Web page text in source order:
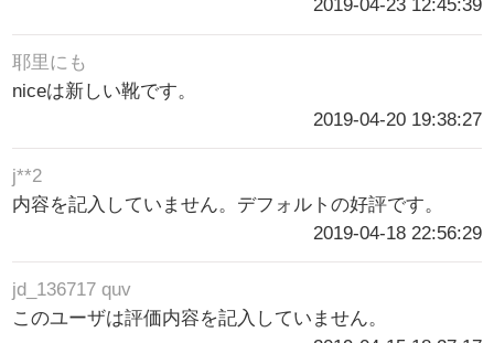
2019-04-23 12:45:39
耶里にも
niceは新しい靴です。
2019-04-20 19:38:27
j**2
内容を記入していません。デフォルトの好評です。
2019-04-18 22:56:29
jd_136717 quv
このユーザは評価内容を記入していません。